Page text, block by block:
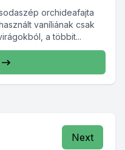
orchideafajta
vaníliának csak
a többit...
Next